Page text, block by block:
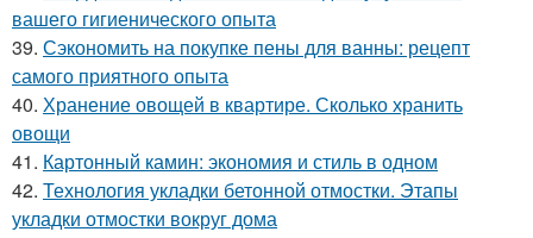
вашего гигиенического опыта
39. Сэкономить на покупке пены для ванны: рецепт
самого приятного опыта
40. Хранение овощей в квартире. Сколько хранить
овощи
41. Картонный камин: экономия и стиль в одном
42. Технология укладки бетонной отмостки. Этапы
укладки отмостки вокруг дома